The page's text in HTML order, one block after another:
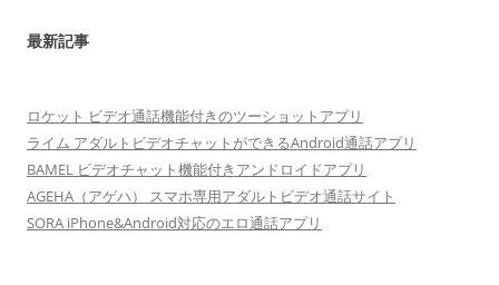
シ
ョ
ン
最新記事
ロケット ビデオ通話機能付きのツーショットアプリ
ライム アダルトビデオチャットができるAndroid通話アプリ
BAMEL ビデオチャット機能付きアンドロイドアプリ
AGEHA（アゲハ） スマホ専用アダルトビデオ通話サイト
SORA iPhone&Android対応のエロ通話アプリ